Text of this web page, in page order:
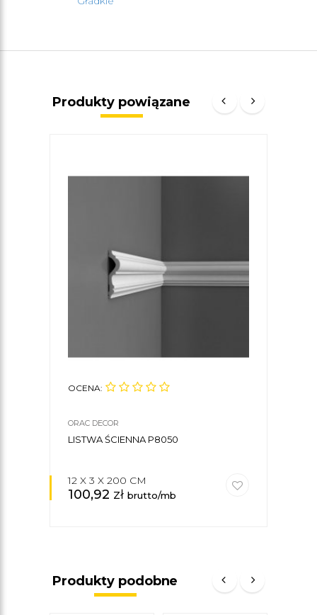
Produkty powiązane
OCENA:
ORAC DECOR
LISTWA ŚCIENNA P8050
12 X 3 X 200 CM
100,92 zł brutto/mb
Produkty podobne